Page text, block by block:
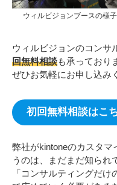
ウィルビジョンブースの様
ウィルビジョンのコンサ
回無料相談も承っており
ぜひお気軽にお申し込み
初回無料相談はこ
弊社がkintoneのカスタマ
うのは、まだまだ知られ
「コンサルティングだ